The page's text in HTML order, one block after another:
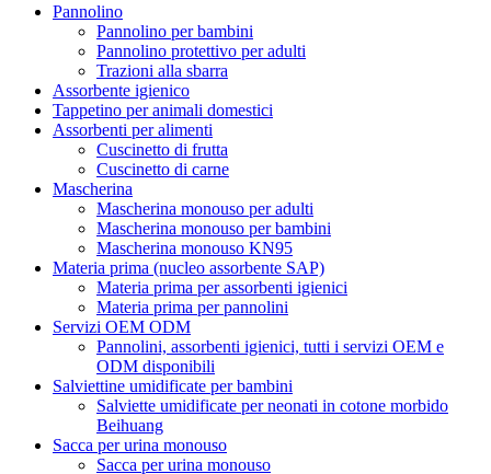
Pannolino
Pannolino per bambini
Pannolino protettivo per adulti
Trazioni alla sbarra
Assorbente igienico
Tappetino per animali domestici
Assorbenti per alimenti
Cuscinetto di frutta
Cuscinetto di carne
Mascherina
Mascherina monouso per adulti
Mascherina monouso per bambini
Mascherina monouso KN95
Materia prima (nucleo assorbente SAP)
Materia prima per assorbenti igienici
Materia prima per pannolini
Servizi OEM ODM
Pannolini, assorbenti igienici, tutti i servizi OEM e
ODM disponibili
Salviettine umidificate per bambini
Salviette umidificate per neonati in cotone morbido
Beihuang
Sacca per urina monouso
Sacca per urina monouso